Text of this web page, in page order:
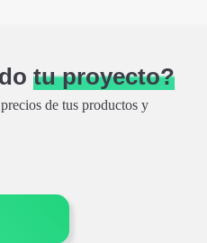
tu proyecto?
de tus productos y